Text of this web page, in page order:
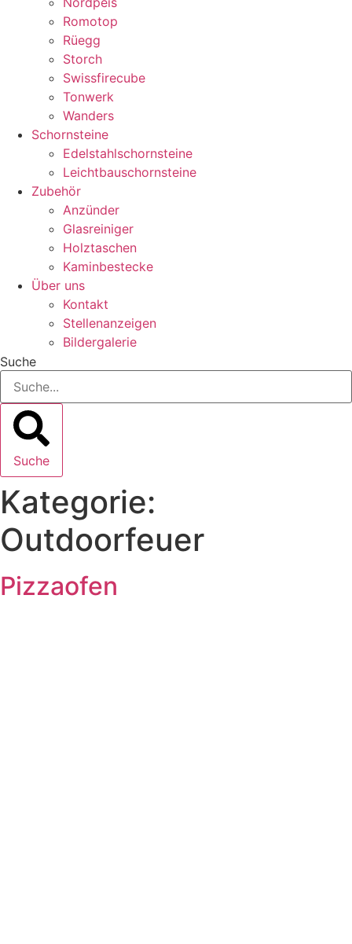
Romotop
Rüegg
Storch
Swissfirecube
Tonwerk
Wanders
Schornsteine
Edelstahlschornsteine
Leichtbauschornsteine
Zubehör
Anzünder
Glasreiniger
Holztaschen
Kaminbestecke
Über uns
Kontakt
Stellenanzeigen
Bildergalerie
Suche
Suche
Kategorie:
Outdoorfeuer
Pizzaofen